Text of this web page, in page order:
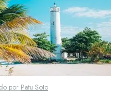
por Patu Soto